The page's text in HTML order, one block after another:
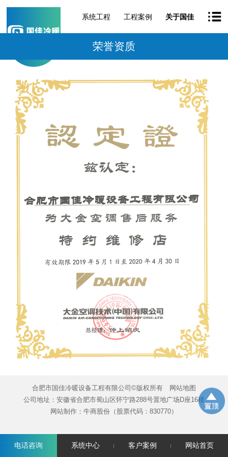
系统工程 工程案例 关于国佳
荣誉资质
合肥市国佳冷暖设备工程有限公司©版权所有
网站地图
公司地址：安徽省合肥市蜀山区怀宁路288号置地广场D座16楼
网站制作： 牛商股份 （股票代码：830770）
电话咨询 系统中心 客户案例 网站首页